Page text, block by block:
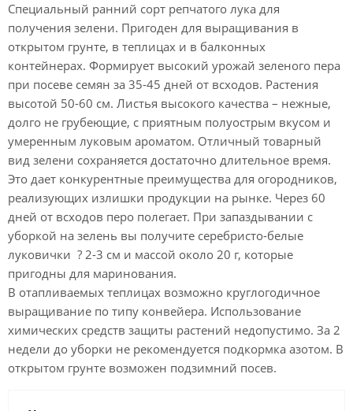
Специальный ранний сорт репчатого лука для
получения зелени. Пригоден для выращивания в
открытом грунте, в теплицах и в балконных
контейнерах. Формирует высокий урожай зеленого пера
при посеве семян за 35-45 дней от всходов. Растения
высотой 50-60 см. Листья высокого качества – нежные,
долго не грубеющие, с приятным полуострым вкусом и
умеренным луковым ароматом. Отличный товарный
вид зелени сохраняется достаточно длительное время.
Это дает конкурентные преимущества для огородников,
реализующих излишки продукции на рынке. Через 60
дней от всходов перо полегает. При запаздывании с
уборкой на зелень вы получите серебристо-белые
луковички ? 2-3 см и массой около 20 г, которые
пригодны для маринования.
В отапливаемых теплицах возможно круглогодичное
выращивание по типу конвейера. Использование
химических средств защиты растений недопустимо. За 2
недели до уборки не рекомендуется подкормка азотом. В
открытом грунте возможен подзимний посев.